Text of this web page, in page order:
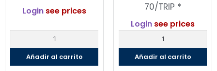
Login see prices
Añadir al carrito
70/TRIP *
Login see prices
Añadir al carrito